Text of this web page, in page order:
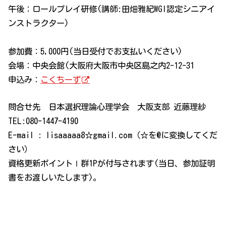
午後：ロールプレイ研修(講師:田畑雅紀WGI認定シニアイ
ンストラクター)
参加費：5,000円(当日受付でお支払いください)
会場：中央会館(大阪府大阪市中央区島之内2-12-31
申込み： こくちーず
問合せ先 日本選択理論心理学会 大阪支部 近藤理紗
TEL:080-1447-4190
E-mail : lisaaaaa8☆gmail.com（☆を@に変換してくだ
さい）
資格更新ポイントⅠ群1Pが付与されます(当日、参加証明
書をお渡しいたします)。